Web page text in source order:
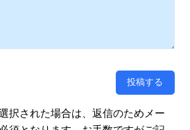
択された場合は、返信のためメー